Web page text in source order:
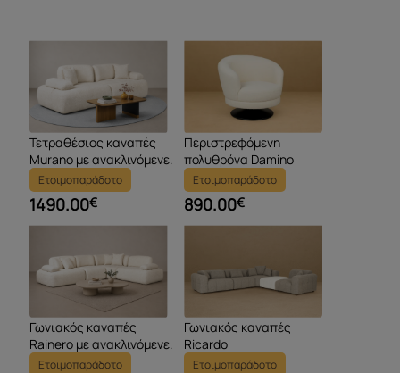
Τετραθέσιος καναπές
Murano με ανακλινόμενες
πλάτες και μπράτσα
Ετοιμοπαράδοτο
1490.00€
Περιστρεφόμενη
πολυθρόνα Damino
Ετοιμοπαράδοτο
890.00€
Γωνιακός καναπές
Rainero με ανακλινόμενες
πλάτες & μπράτσα
Ετοιμοπαράδοτο
Γωνιακός καναπές
Ricardo
Ετοιμοπαράδοτο